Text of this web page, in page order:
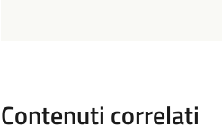
Contenuti correlati